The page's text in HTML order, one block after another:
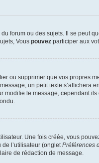
forum ou des sujets. Il se peut
Vous pouvez participer aux
ou supprimer que vos
un petit texte s’affichera
modifie le message, cependant
Une fois créée, vous
l’utilisateur (onglet Préférences
de rédaction de message.